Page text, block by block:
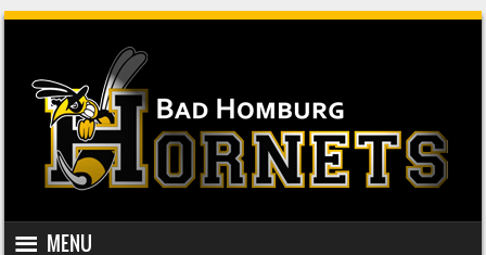
SKIP TO CONTENT
MENU